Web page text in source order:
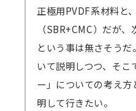
正極用PVDF系材料と
（SBR+CMC）だが
という事は無さそう
いて説明しつつ、そこ
ー」についての考え
明して行きたい。